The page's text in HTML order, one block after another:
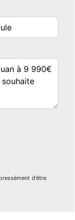
d'être